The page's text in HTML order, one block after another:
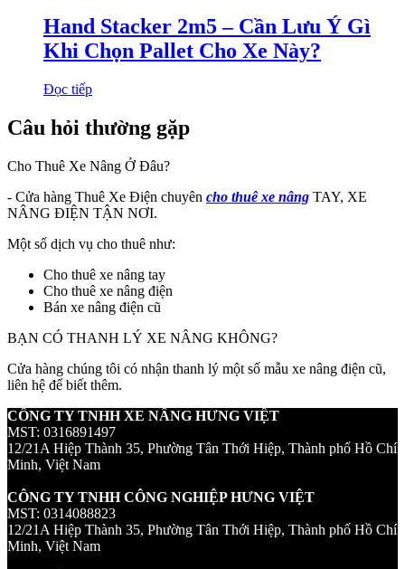
Hand Stacker 2m5 – Cần Lưu Ý Gì
Khi Chọn Pallet Cho Xe Này?
Đọc tiếp
Câu hỏi thường gặp
Cho Thuê Xe Nâng Ở Đâu?
- Cửa hàng Thuê Xe Điện chuyên cho thuê xe nâng TAY, XE
NÂNG ĐIỆN TẬN NƠI.
Một số dịch vụ cho thuê như:
Cho thuê xe nâng tay
Cho thuê xe nâng điện
Bán xe nâng điện cũ
BẠN CÓ THANH LÝ XE NÂNG KHÔNG?
Cửa hàng chúng tôi có nhận thanh lý một số mẫu xe nâng điện cũ,
liên hệ để biết thêm.
CÔNG TY TNHH XE NÂNG HƯNG VIỆT
MST: 0316891497
12/21A Hiệp Thành 35, Phường Tân Thới Hiệp, Thành phố Hồ Chí
Minh, Việt Nam
CÔNG TY TNHH CÔNG NGHIỆP HƯNG VIỆT
MST: 0314088823
12/21A Hiệp Thành 35, Phường Tân Thới Hiệp, Thành phố Hồ Chí
Minh, Việt Nam